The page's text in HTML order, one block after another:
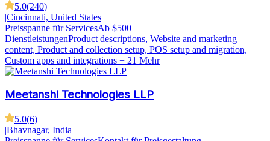
5.0(240)
|Cincinnati, United States
Preisspanne für ServicesAb $500
DienstleistungenProduct descriptions, Website and marketing
content, Product and collection setup, POS setup and migration,
Custom apps and integrations + 21 Mehr
Meetanshi Technologies LLP
5.0(6)
|Bhavnagar, India